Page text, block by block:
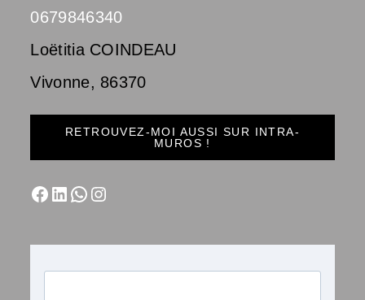
0679846340
Loëtitia COINDEAU
Vivonne, 86370
RETROUVEZ-MOI AUSSI SUR INTRA-
MUROS !